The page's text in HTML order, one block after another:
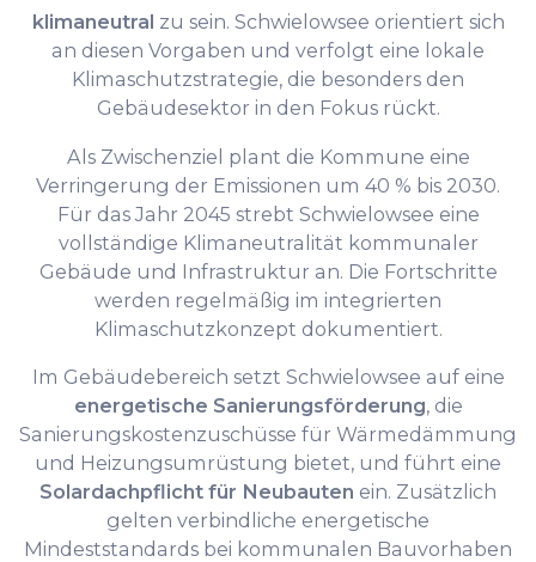
klimaneutral zu sein. Schwielowsee orientiert sich
an diesen Vorgaben und verfolgt eine lokale
Klimaschutzstrategie, die besonders den
Gebäudesektor in den Fokus rückt.
Als Zwischenziel plant die Kommune eine
Verringerung der Emissionen um 40 % bis 2030.
Für das Jahr 2045 strebt Schwielowsee eine
vollständige Klimaneutralität kommunaler
Gebäude und Infrastruktur an. Die Fortschritte
werden regelmäßig im integrierten
Klimaschutzkonzept dokumentiert.
Im Gebäudebereich setzt Schwielowsee auf eine
energetische Sanierungsförderung, die
Sanierungskostenzuschüsse für Wärmedämmung
und Heizungsumrüstung bietet, und führt eine
Solardachpflicht für Neubauten ein. Zusätzlich
gelten verbindliche energetische
Mindeststandards bei kommunalen Bauvorhaben